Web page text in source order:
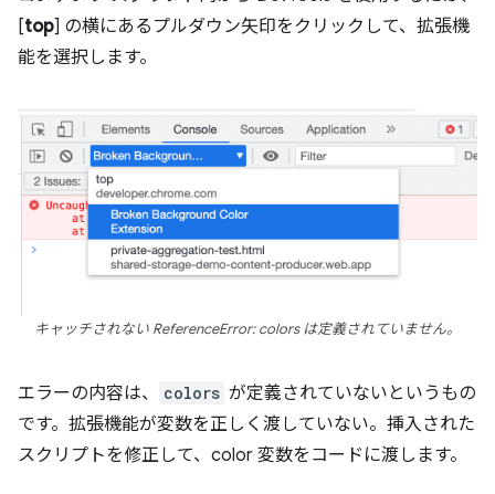
[top] の横にあるプルダウン矢印をクリックして、拡張機
能を選択します。
キャッチされない ReferenceError: colors は定義されていません。
エラーの内容は、 colors が定義されていないというもの
です。拡張機能が変数を正しく渡していない。挿入された
スクリプトを修正して、color 変数をコードに渡します。